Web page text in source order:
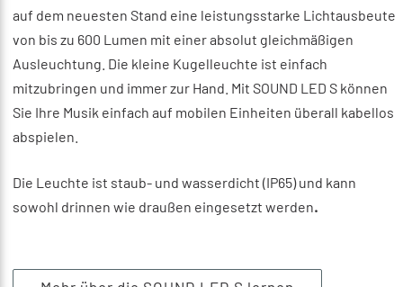
auf dem neuesten Stand eine leistungsstarke Lichtausbeute
von bis zu 600 Lumen mit einer absolut gleichmäßigen
Ausleuchtung. Die kleine Kugelleuchte ist einfach
mitzubringen und immer zur Hand. Mit SOUND LED S können
Sie Ihre Musik einfach auf mobilen Einheiten überall kabellos
abspielen.
Die Leuchte ist staub- und wasserdicht (IP65) und kann
sowohl drinnen wie draußen eingesetzt werden.